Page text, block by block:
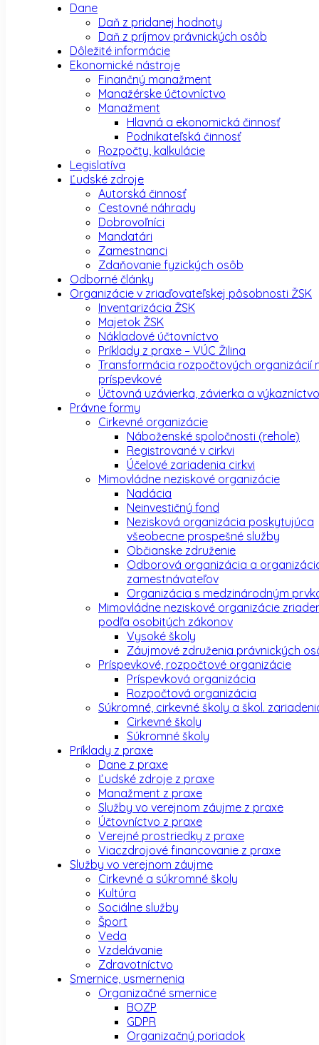
Dane
Daň z pridanej hodnoty
Daň z príjmov právnických osôb
Dôležité informácie
Ekonomické nástroje
Finančný manažment
Manažérske účtovníctvo
Manažment
Hlavná a ekonomická činnosť
Podnikateľská činnosť
Rozpočty, kalkulácie
Legislatíva
Ľudské zdroje
Autorská činnosť
Cestovné náhrady
Dobrovoľníci
Mandatári
Zamestnanci
Zdaňovanie fyzických osôb
Odborné články
Organizácie v zriaďovateľskej pôsobnosti ŽSK
Inventarizácia ŽSK
Majetok ŽSK
Nákladové účtovníctvo
Príklady z praxe – VÚC Žilina
Transformácia rozpočtových organizácií
príspevkové
Účtovná uzávierka, závierka a výkazníctvo
Právne formy
Cirkevné organizácie
Náboženské spoločnosti (rehole)
Registrované v cirkvi
Účelové zariadenia cirkvi
Mimovládne neziskové organizácie
Nadácia
Neinvestičný fond
Nezisková organizácia poskytujúca
všeobecne prospešné služby
Občianske združenie
Odborová organizácia a
zamestnávateľov
Organizácia s medzinárodným
Mimovládne neziskové organizácie
podľa osobitých zákonov
Vysoké školy
Záujmové združenia právnických
Príspevkové, rozpočtové organizácie
Príspevková organizácia
Rozpočtová organizácia
Súkromné, cirkevné školy a škol.
Cirkevné školy
Súkromné školy
Príklady z praxe
Dane z praxe
Ľudské zdroje z praxe
Manažment z praxe
Služby vo verejnom záujme z praxe
Účtovníctvo z praxe
Verejné prostriedky z praxe
Viaczdrojové financovanie z praxe
Služby vo verejnom záujme
Cirkevné a súkromné školy
Kultúra
Sociálne služby
Šport
Veda
Vzdelávanie
Zdravotníctvo
Smernice, usmernenia
Organizačné smernice
BOZP
GDPR
Organizačný poriadok